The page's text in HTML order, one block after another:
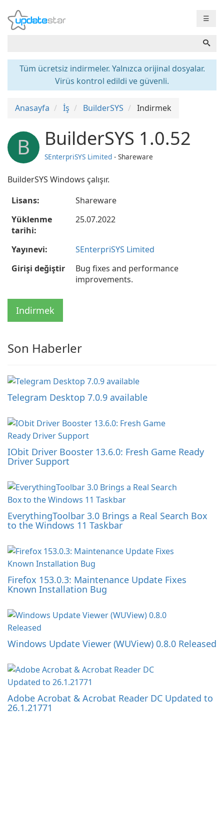
☰
Tüm ücretsiz indirmeler. Yalnızca orijinal dosyalar.
Virüs kontrol edildi ve güvenli.
Anasayfa İş BuilderSYS Indirmek
B BuilderSYS 1.0.52
SEnterpriSYS Limited - Shareware
BuilderSYS Windows çalışır.
Lisans:
Shareware
Yüklenme
tarihi:
25.07.2022
Yayınevi:
SEnterpriSYS Limited
Girişi değiştir
Bug fixes and performance
improvements.
Indirmek
Son Haberler
Telegram Desktop 7.0.9 available
IObit Driver Booster 13.6.0: Fresh Game Ready
Driver Support
EverythingToolbar 3.0 Brings a Real Search Box
to the Windows 11 Taskbar
Firefox 153.0.3: Maintenance Update Fixes
Known Installation Bug
Windows Update Viewer (WUView) 0.8.0 Released
Adobe Acrobat & Acrobat Reader DC Updated to
26.1.21771